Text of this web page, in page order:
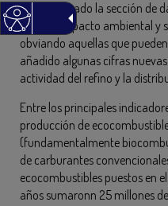
reestructurado la sección de
sobre el impacto ambiental y
obviando aquellas que
añadido algunas cifras
actividad del refino y la
Entre los principales
producción de
(fundamentalmente
de carburantes
ecocombustibles puestos en
años sumaronn 25 millones